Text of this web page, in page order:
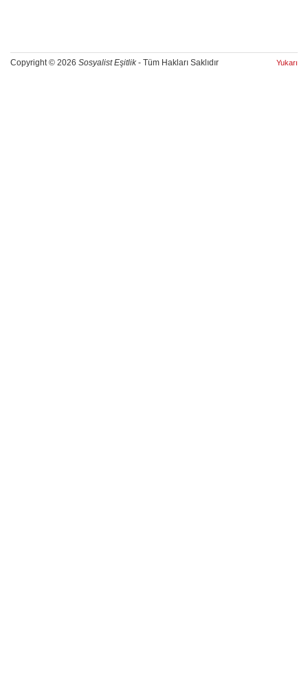
Copyright © 2026 Sosyalist Eşitlik- Tüm Hakları Saklıdır Yukarı